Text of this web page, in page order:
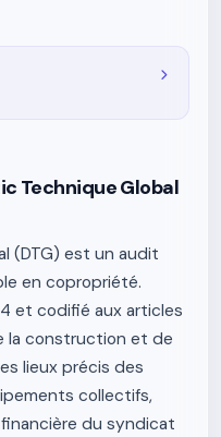
Technique Global
(DTG) est un audit
en copropriété.
et codifié aux articles
la construction et de
lieux précis des
collectifs,
du syndicat